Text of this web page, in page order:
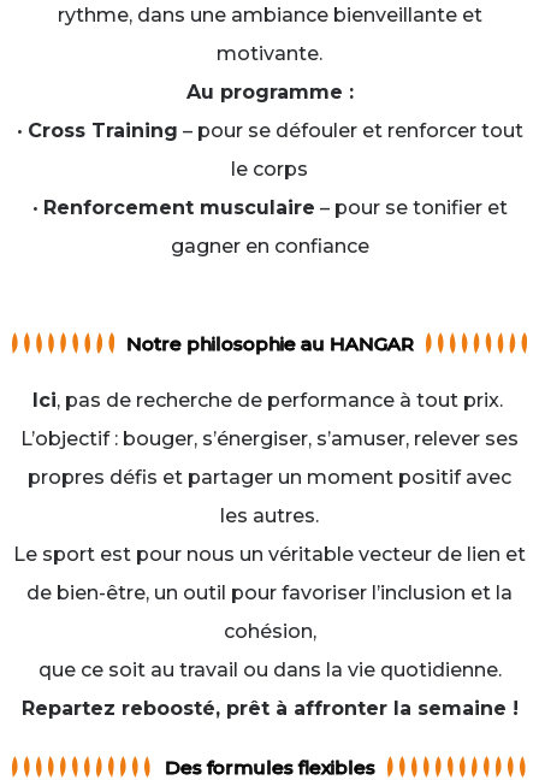
rythme, dans une ambiance bienveillante et
motivante.
Au programme :
• Cross Training – pour se défouler et renforcer tout
le corps
• Renforcement musculaire – pour se tonifier et
gagner en confiance
Notre philosophie au HANGAR
Ici, pas de recherche de performance à tout prix.
L’objectif : bouger, s’énergiser, s’amuser, relever ses
propres défis et partager un moment positif avec
les autres.
Le sport est pour nous un véritable vecteur de lien et
de bien-être, un outil pour favoriser l’inclusion et la
cohésion,
que ce soit au travail ou dans la vie quotidienne.
Repartez reboosté, prêt à affronter la semaine !
Des formules flexibles